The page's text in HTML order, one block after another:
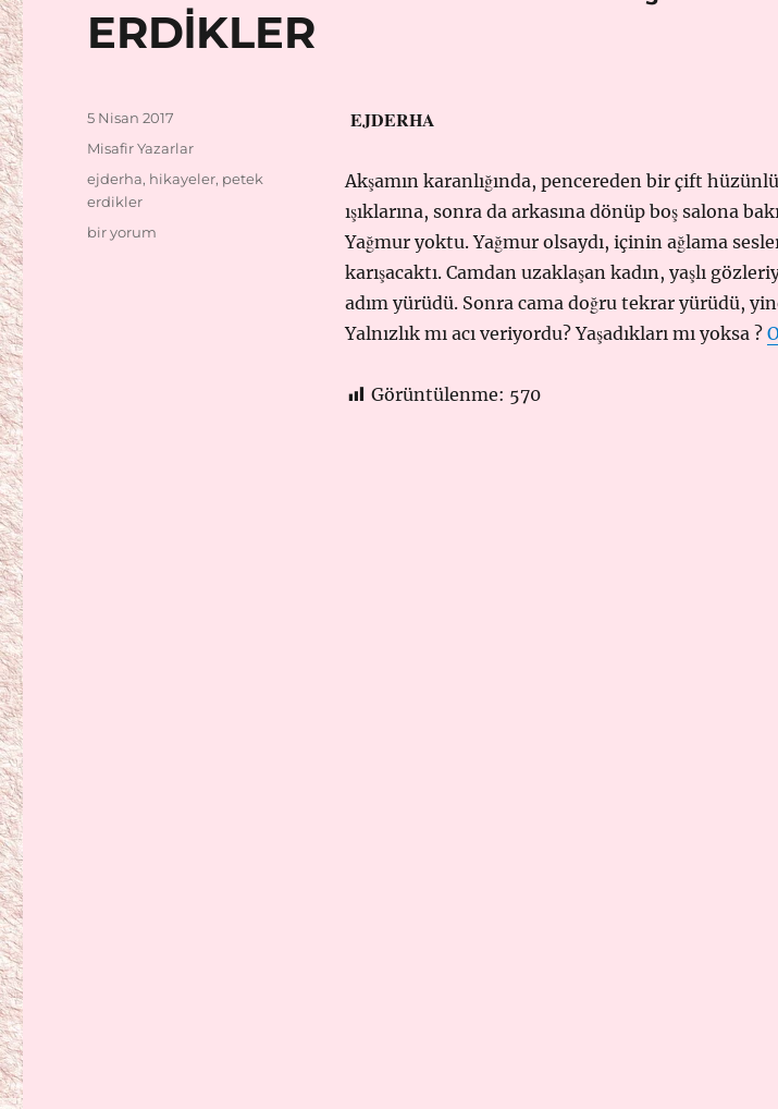
ERDİKLER
EJDERHA
Akşamın karanlığında, pencereden bir çift
ışıklarına, sonra da arkasına dönüp boş salona
Yağmur yoktu. Yağmur olsaydı, içinin ağlama
karışacaktı. Camdan uzaklaşan kadın, yaşlı
adım yürüdü. Sonra cama doğru tekrar yürüdü,
Yalnızlık mı acı veriyordu? Yaşadıkları mı yoksa ?
Görüntülenme: 570
Yayın
tarihi
5 Nisan 2017
Kategoriler
Misafir Yazarlar
Etiketler
ejderha, hikayeler, petek
erdikler
KONUK
bir yorum